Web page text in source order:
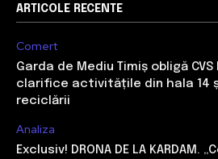
ARTICOLE RECENTE
Comert
Garda de Mediu Timiș obligă
clarifice activitățile din hala 14
reciclării
Analiza
Exclusiv! DRONA DE LA KARDAM.